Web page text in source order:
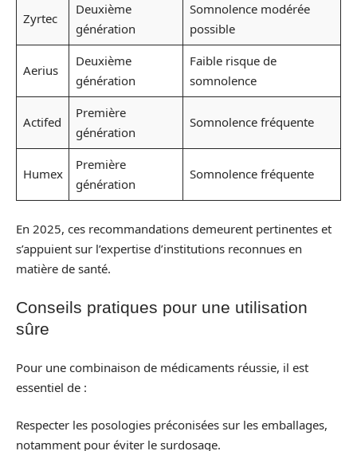
Zyrtec
Deuxième
génération
Somnolence modérée
possible
Aerius
Deuxième
génération
Faible risque de
somnolence
Actifed
Première
génération
Somnolence fréquente
Humex
Première
génération
Somnolence fréquente
En 2025, ces recommandations demeurent pertinentes et
s’appuient sur l’expertise d’institutions reconnues en
matière de santé.
Conseils pratiques pour une utilisation
sûre
Pour une combinaison de médicaments réussie, il est
essentiel de :
Respecter les posologies préconisées sur les emballages,
notamment pour éviter le surdosage.